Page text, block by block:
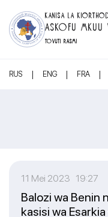
KANISA LA
ASKOFU MKUU
TOVUTI RASMI
RUS | ENG | FRA |
11 Mei 2023 19:27
Balozi wa Benin
kasisi wa